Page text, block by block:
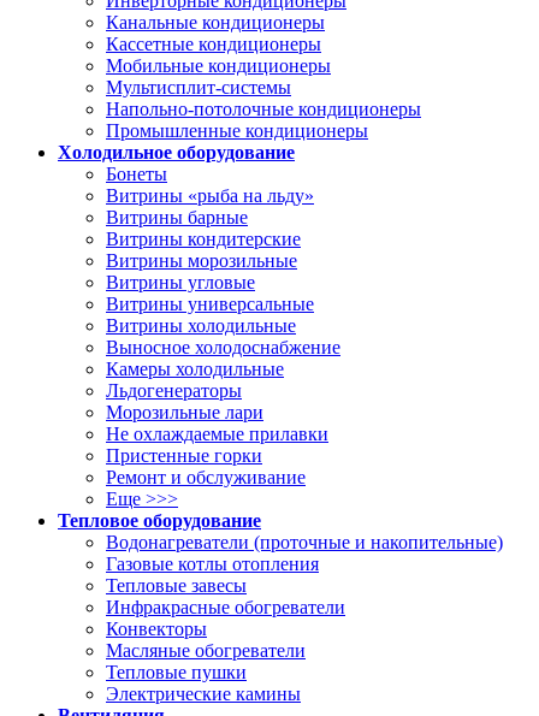
Канальные кондиционеры
Кассетные кондиционеры
Мобильные кондиционеры
Мультисплит-системы
Напольно-потолочные кондиционеры
Промышленные кондиционеры
Холодильное оборудование
Бонеты
Витрины «рыба на льду»
Витрины барные
Витрины кондитерские
Витрины морозильные
Витрины угловые
Витрины универсальные
Витрины холодильные
Выносное холодоснабжение
Камеры холодильные
Льдогенераторы
Морозильные лари
Не охлаждаемые прилавки
Пристенные горки
Ремонт и обслуживание
Еще >>>
Тепловое оборудование
Водонагреватели (проточные и накопительные)
Газовые котлы отопления
Тепловые завесы
Инфракрасные обогреватели
Конвекторы
Масляные обогреватели
Тепловые пушки
Электрические камины